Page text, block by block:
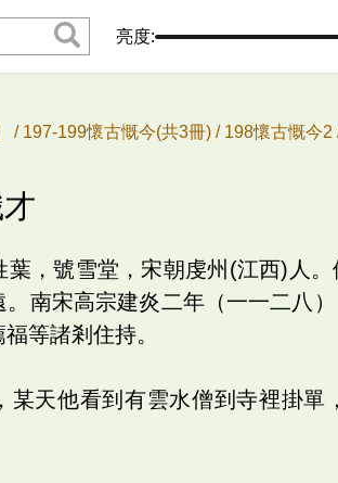
亮度:
/ 197-199懷古慨今(共3冊) / 198懷古慨今2
葉，號雪堂，宋朝虔州(江西)人
南宋高宗建炎二年（一一二八
等諸剎住持。
某天他看到有雲水僧到寺裡掛